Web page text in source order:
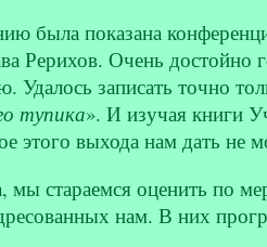
была показана
Рерихов. Очень достойно
записать точно
тупика». И изучая книги
этого выхода нам дать не
стараемся оценить по
нам. В них